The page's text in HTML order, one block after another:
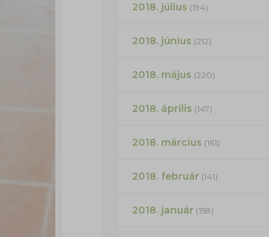
2018. július (194)
2018. június (212)
2018. május (220)
2018. április (147)
2018. március (161)
2018. február(141)
2018. január(158)